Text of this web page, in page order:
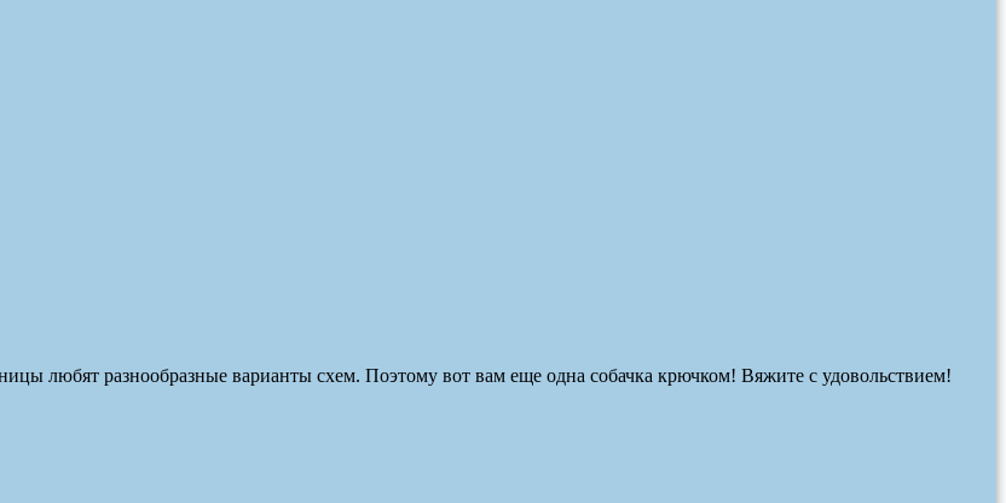
любят разнообразные варианты схем. Поэтому вот вам еще одна собачка крючком! Вяжите с удовольствием!